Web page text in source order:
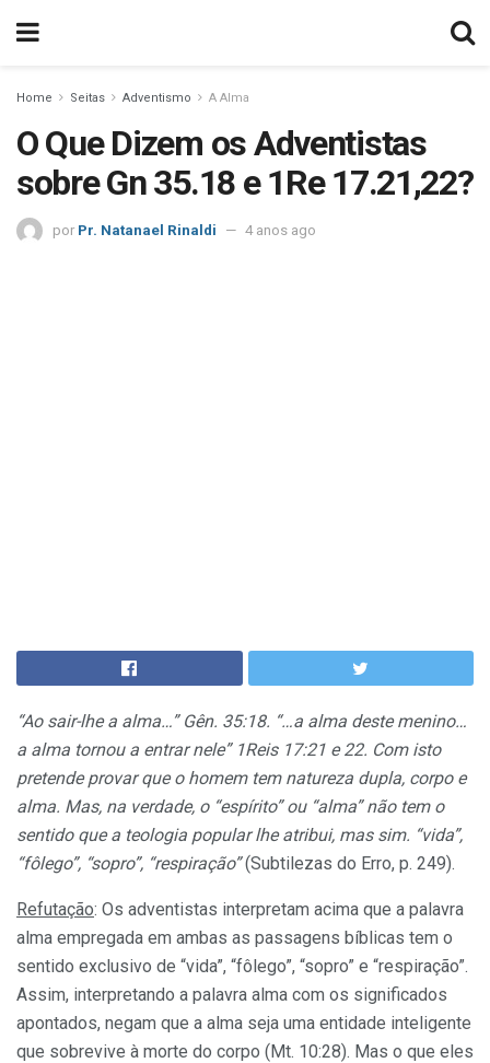
Home Seitas Adventismo A Alma
O Que Dizem os Adventistas
sobre Gn 35.18 e 1Re 17.21,22?
por Pr. Natanael Rinaldi 4 anos ago
“Ao sair-lhe a alma…” Gên. 35:18. “…a alma deste menino…
a alma tornou a entrar nele” 1Reis 17:21 e 22. Com isto
pretende provar que o homem tem natureza dupla, corpo e
alma. Mas, na verdade, o “espírito” ou “alma” não tem o
sentido que a teologia popular lhe atribui, mas sim. “vida”,
“fôlego”, “sopro”, “respiração”(Subtilezas do Erro, p. 249).
Refutação: Os adventistas interpretam acima que a palavra
alma empregada em ambas as passagens bíblicas tem o
sentido exclusivo de “vida”, “fôlego”, “sopro” e “respiração”.
Assim, interpretando a palavra alma com os significados
apontados, negam que a alma seja uma entidade inteligente
que sobrevive à morte do corpo (Mt. 10:28). Mas o que eles